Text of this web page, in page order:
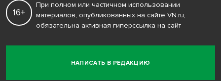
НАПИСАТЬ В РЕДАКЦИЮ
16+
При полном или частичном использовании
материалов, опубликованных на сайте VN.ru,
обязательна активная гиперссылка на сайт